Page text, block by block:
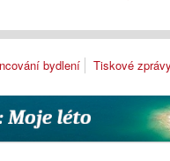
bydlení Tiskové zprávy